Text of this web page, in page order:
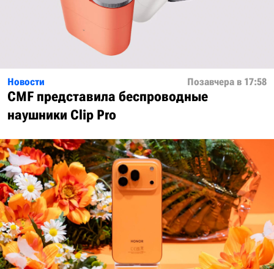
Новости Позавчера в 17:58
CMF представила беспроводные
наушники Clip Pro